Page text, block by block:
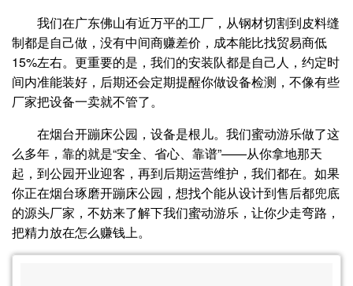
我们在广东佛山有近万平的工厂，从钢材切割到皮料缝
制都是自己做，没有中间商赚差价，成本能比找贸易商低
15%左右。更重要的是，我们的安装队都是自己人，约定时
间内准能装好，后期还会定期提醒你做设备检测，不像有些
厂家把设备一卖就不管了。
在烟台开蹦床公园，设备是根儿。我们蜜动游乐做了这
么多年，靠的就是“安全、省心、靠谱”——从你拿地那天
起，到公园开业迎客，再到后期运营维护，我们都在。如果
你正在烟台琢磨开蹦床公园，想找个能从设计到售后都兜底
的源头厂家，不妨来了解下我们蜜动游乐，让你少走弯路，
把精力放在怎么赚钱上。